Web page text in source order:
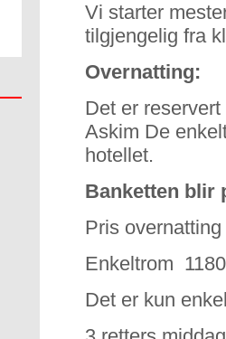
Vi starter
tilgjengelig fra
Overnatting:
Det er
Askim De
hotellet.
Banketten blir
Pris
Enkeltrom
Det er kun